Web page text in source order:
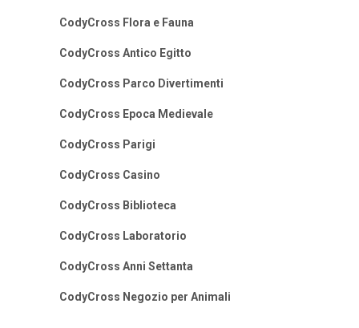
CodyCross Flora e Fauna
CodyCross Antico Egitto
CodyCross Parco Divertimenti
CodyCross Epoca Medievale
CodyCross Parigi
CodyCross Casino
CodyCross Biblioteca
CodyCross Laboratorio
CodyCross Anni Settanta
CodyCross Negozio per Animali